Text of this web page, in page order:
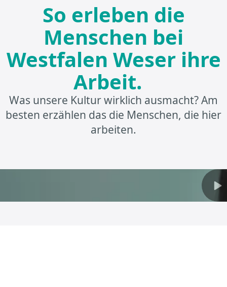
So erleben die
Menschen bei
Westfalen Weser ihre
Arbeit.
Was unsere Kultur wirklich ausmacht? Am
besten erzählen das die Menschen, die hier
arbeiten.